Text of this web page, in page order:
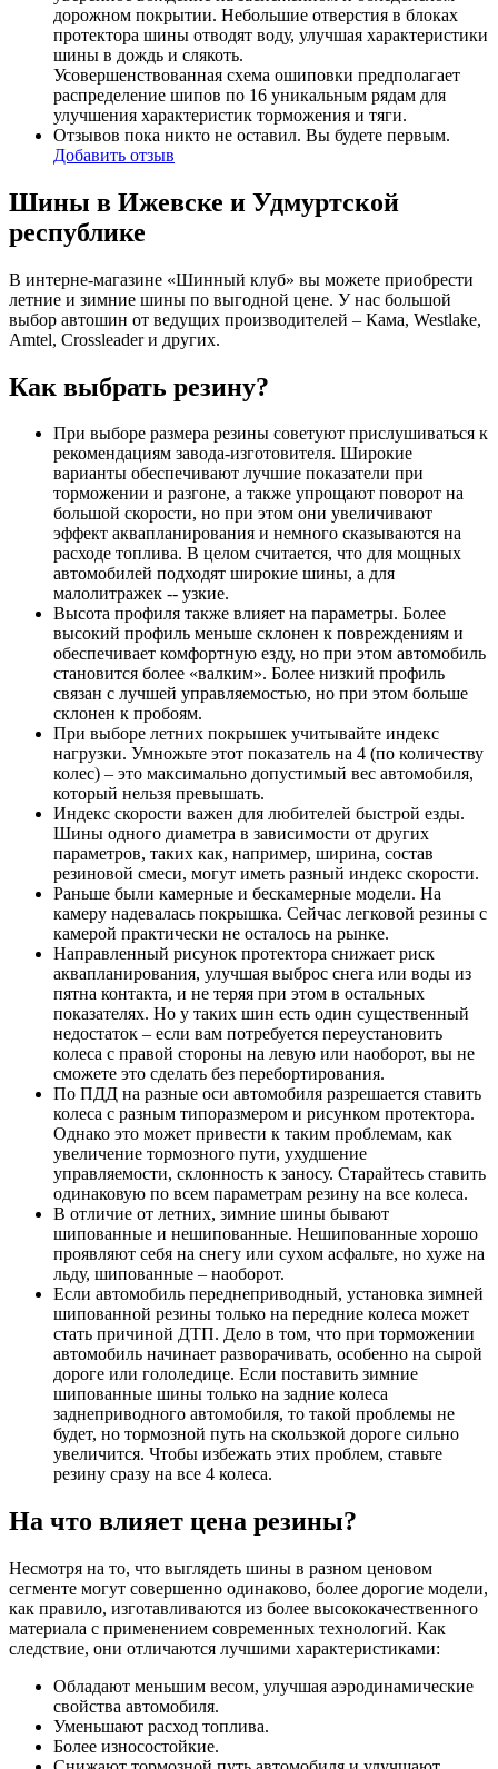
дорожном покрытии. Небольшие отверстия в блоках
протектора шины отводят воду, улучшая характеристики
шины в дождь и слякоть.
Усовершенствованная схема ошиповки предполагает
распределение шипов по 16 уникальным рядам для
улучшения характеристик торможения и тяги.
Отзывов пока никто не оставил. Вы будете первым.
Добавить отзыв
Шины в Ижевске и Удмуртской
республике
В интерне-магазине «Шинный клуб» вы можете приобрести
летние и зимние шины по выгодной цене. У нас большой
выбор автошин от ведущих производителей – Кама, Westlake,
Amtel, Crossleader и других.
Как выбрать резину?
При выборе размера резины советуют прислушиваться к
рекомендациям завода-изготовителя. Широкие
варианты обеспечивают лучшие показатели при
торможении и разгоне, а также упрощают поворот на
большой скорости, но при этом они увеличивают
эффект аквапланирования и немного сказываются на
расходе топлива. В целом считается, что для мощных
автомобилей подходят широкие шины, а для
малолитражек -- узкие.
Высота профиля также влияет на параметры. Более
высокий профиль меньше склонен к повреждениям и
обеспечивает комфортную езду, но при этом автомобиль
становится более «валким». Более низкий профиль
связан с лучшей управляемостью, но при этом больше
склонен к пробоям.
При выборе летних покрышек учитывайте индекс
нагрузки. Умножьте этот показатель на 4 (по количеству
колес) – это максимально допустимый вес автомобиля,
который нельзя превышать.
Индекс скорости важен для любителей быстрой езды.
Шины одного диаметра в зависимости от других
параметров, таких как, например, ширина, состав
резиновой смеси, могут иметь разный индекс скорости.
Раньше были камерные и бескамерные модели. На
камеру надевалась покрышка. Сейчас легковой резины с
камерой практически не осталось на рынке.
Направленный рисунок протектора снижает риск
аквапланирования, улучшая выброс снега или воды из
пятна контакта, и не теряя при этом в остальных
показателях. Но у таких шин есть один существенный
недостаток – если вам потребуется переустановить
колеса с правой стороны на левую или наоборот, вы не
сможете это сделать без перебортирования.
По ПДД на разные оси автомобиля разрешается ставить
колеса с разным типоразмером и рисунком протектора.
Однако это может привести к таким проблемам, как
увеличение тормозного пути, ухудшение
управляемости, склонность к заносу. Старайтесь ставить
одинаковую по всем параметрам резину на все колеса.
В отличие от летних, зимние шины бывают
шипованные и нешипованные. Нешипованные хорошо
проявляют себя на снегу или сухом асфальте, но хуже на
льду, шипованные – наоборот.
Если автомобиль переднеприводный, установка зимней
шипованной резины только на передние колеса может
стать причиной ДТП. Дело в том, что при торможении
автомобиль начинает разворачивать, особенно на сырой
дороге или гололедице. Если поставить зимние
шипованные шины только на задние колеса
заднеприводного автомобиля, то такой проблемы не
будет, но тормозной путь на скользкой дороге сильно
увеличится. Чтобы избежать этих проблем, ставьте
резину сразу на все 4 колеса.
На что влияет цена резины?
Несмотря на то, что выглядеть шины в разном ценовом
сегменте могут совершенно одинаково, более дорогие модели,
как правило, изготавливаются из более высококачественного
материала с применением современных технологий. Как
следствие, они отличаются лучшими характеристиками:
Обладают меньшим весом, улучшая аэродинамические
свойства автомобиля.
Уменьшают расход топлива.
Более износостойкие.